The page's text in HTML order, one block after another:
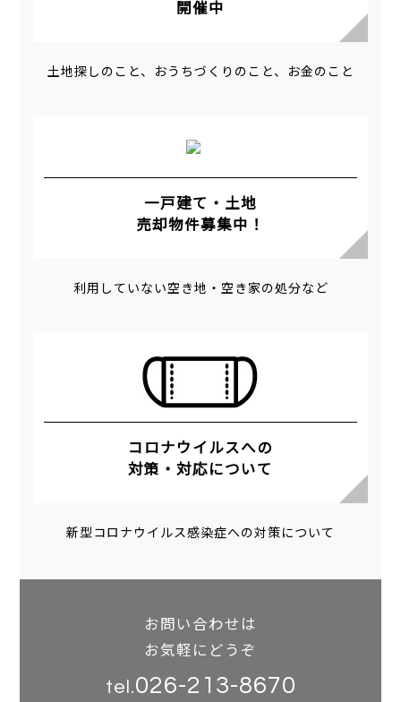
開催中
土地探しのこと、おうちづくりのこと、お金のこと
一戸建て・土地
売却物件募集中！
利用していない空き地・空き家の処分など
コロナウイルスへの
対策・対応について
新型コロナウイルス感染症への対策について
お問い合わせは
お気軽にどうぞ
tel.026-213-8670